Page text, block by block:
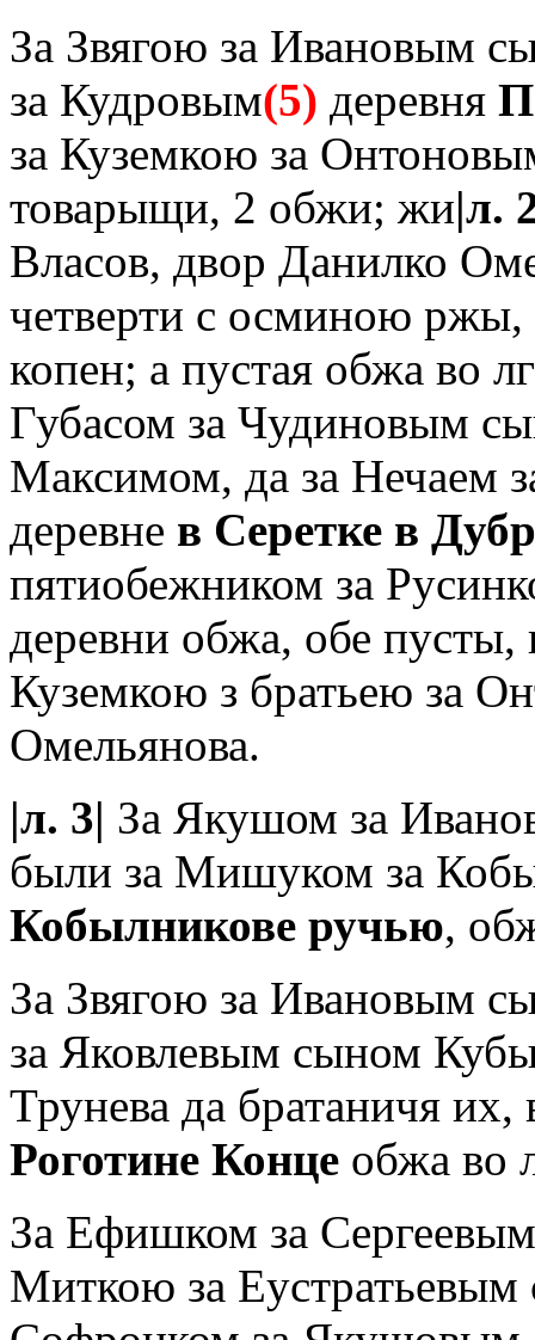
За Звягою за Ивановым
за Кудровым(5) деревня
за Куземкою за
товарыщи, 2 обжи; жи|л.
Власов, двор Данилко
четверти с осминою ржы,
копен; а пустая обжа во
Губасом за Чудиновым
Максимом, да за Нечаем
деревне в Серетке в
пятиобежником за
деревни обжа, обе пусты,
Куземкою з братьею за
Омельянова.
|л. 3| За Якушом за
были за Мишуком за
Кобылникове ручью,
За Звягою за Ивановым
за Яковлевым сыном
Трунева да братаничя
Роготине Конце обжа во
За Ефишком за
Миткою за